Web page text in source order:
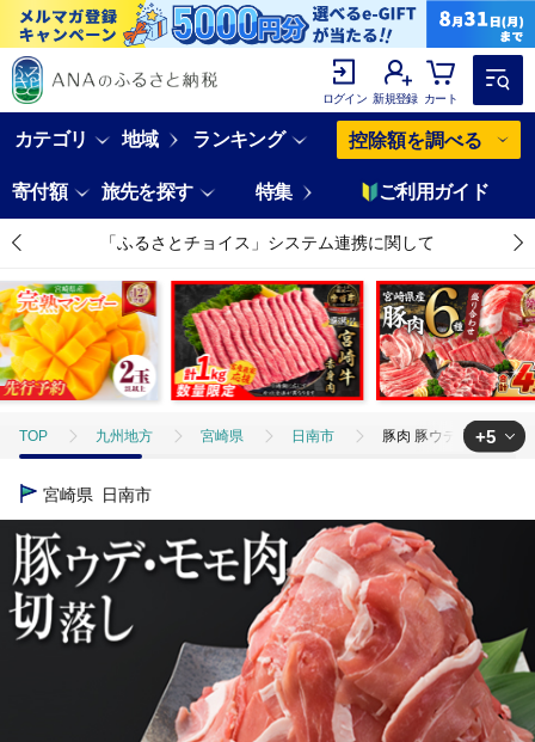
ログイン 新規登録 カート
カテゴリ 地域 ランキング 控除額を調べる
寄付額 旅先を探す 特集 ご利用ガイド
「ふるさとチョイス」システム連携に関して
TOP 九州地方 宮崎県 日南市 豚肉 豚ウデ 豚モモ 切
TOP
豚肉 豚ウデ 豚モモ 切り落とし セット 計
TOP 豚肉 すき焼き(豚肉) 豚肉 豚ウデ 豚モモ 切
TOP 肉 しゃぶしゃぶ(豚肉) 豚肉 豚ウデ 豚モモ
豚肉 ほかの豚肉 豚肉 豚ウデ 豚モモ 切り落
+5
宮崎県 日南市